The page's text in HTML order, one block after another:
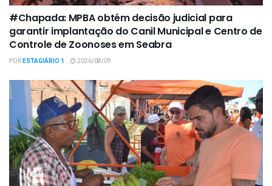
#Chapada: MPBA obtém decisão judicial para
garantir implantação do Canil Municipal e Centro de
Controle de Zoonoses em Seabra
PORESTAGIÁRIO 1 2026/08/09